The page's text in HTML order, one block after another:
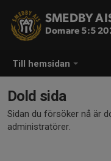
Till hemsidan
SMEDBY
Domare 5:5
Dold sida
Sidan du försöker nå är
administratörer.